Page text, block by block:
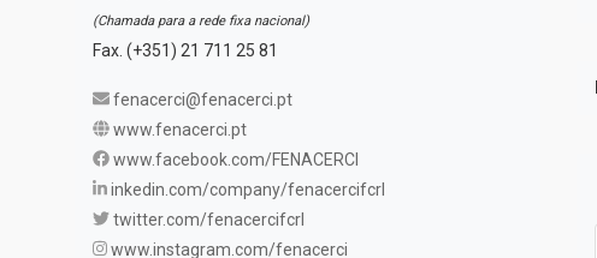
(Chamada para a rede fixa nacional)
Fax. (+351) 21 711 25 81
fenacerci@fenacerci.pt
www.fenacerci.pt
www.facebook.com/FENACERCI
inkedin.com/company/fenacercifcrl
twitter.com/fenacercifcrl
www.instagram.com/fenacerci